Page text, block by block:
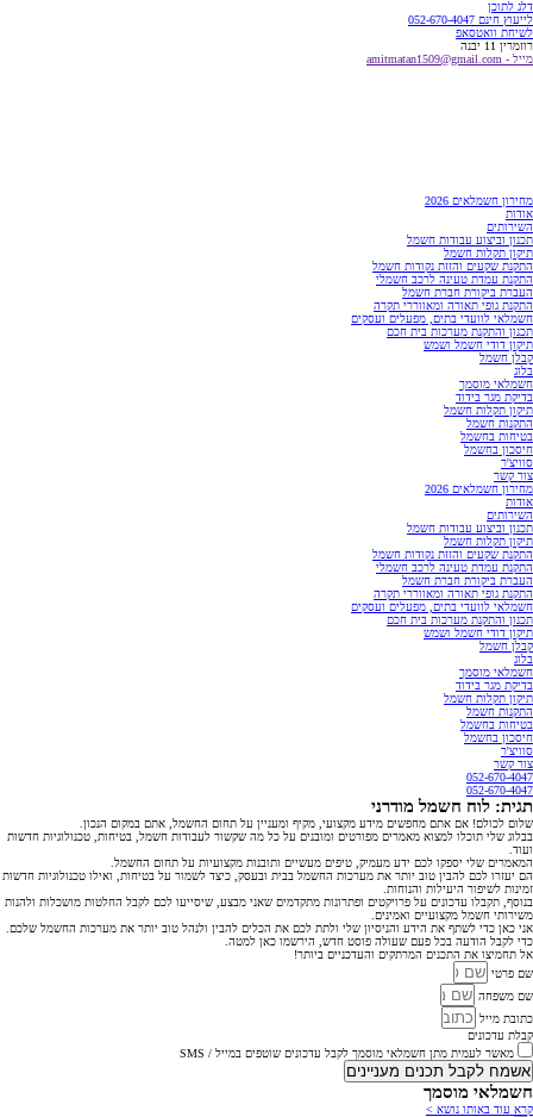
דלג לתוכן
לייעוץ חינם 052-670-4047
לשיחת וואטסאפ
רוזמרין 11 יבנה
מייל - amitmatan1509@gmail.com
מחירון חשמלאים 2026
אודות
השירותים
תכנון וביצוע עבודות חשמל
תיקון תקלות חשמל
התקנת שקעים והזזת נקודות חשמל
התקנת עמדת טעינה לרכב חשמלי
העברת ביקורת חברת חשמל
התקנת גופי תאורה ומאווררי תקרה
חשמלאי לוועדי בתים, מפעלים ועסקים
תכנון והתקנת מערכות בית חכם
תיקון דודי חשמל ושמש
קבלן חשמל
בלוג
חשמלאי מוסמך
בדיקת מגר בידוד
תיקון תקלות חשמל
התקנות חשמל
בטיחות בחשמל
חיסכון בחשמל
סוויצ'ר
צור קשר
מחירון חשמלאים 2026
אודות
השירותים
תכנון וביצוע עבודות חשמל
תיקון תקלות חשמל
התקנת שקעים והזזת נקודות חשמל
התקנת עמדת טעינה לרכב חשמלי
העברת ביקורת חברת חשמל
התקנת גופי תאורה ומאווררי תקרה
חשמלאי לוועדי בתים, מפעלים ועסקים
תכנון והתקנת מערכות בית חכם
תיקון דודי חשמל ושמש
קבלן חשמל
בלוג
חשמלאי מוסמך
בדיקת מגר בידוד
תיקון תקלות חשמל
התקנות חשמל
בטיחות בחשמל
חיסכון בחשמל
סוויצ'ר
צור קשר
052-670-4047
052-670-4047
תגית: לוח חשמל מודרני
שלום לכולם! אם אתם מחפשים מידע מקצועי, מקיף ומעניין על תחום החשמל, אתם במקום הנכון.
בבלוג שלי תוכלו למצוא מאמרים מפורטים ומובנים על כל מה שקשור לעבודות חשמל, בטיחות, טכנולוגיות חדשות
ועוד.
המאמרים שלי יספקו לכם ידע מעמיק, טיפים מעשיים ותובנות מקצועיות על תחום החשמל.
הם יעזרו לכם להבין טוב יותר את מערכות החשמל בבית ובעסק, כיצד לשמור על בטיחות, ואילו טכנולוגיות חדשות
זמינות לשיפור היעילות והנוחות.
בנוסף, תקבלו עדכונים על פרויקטים ופתרונות מתקדמים שאני מבצע, שיסייעו לכם לקבל החלטות מושכלות ולהנות
משירותי חשמל מקצועיים ואמינים.
אני כאן כדי לשתף את הידע והניסיון שלי ולתת לכם את הכלים להבין ולנהל טוב יותר את מערכות החשמל שלכם.
כדי לקבל הודעה בכל פעם שעולה פוסט חדש, הירשמו כאן למטה.
אל תחמיצו את התכנים המרתקים והעדכניים ביותר!
שם פרטי
שם משפחה
כתובת מייל
קבלת עדכונים
מאשר לעמית מתן חשמלאי מוסמך לקבל עדכונים שוטפים במייל / SMS
אשמח לקבל תכנים מעניינים
חשמלאי מוסמך
קרא עוד באותו נושא >